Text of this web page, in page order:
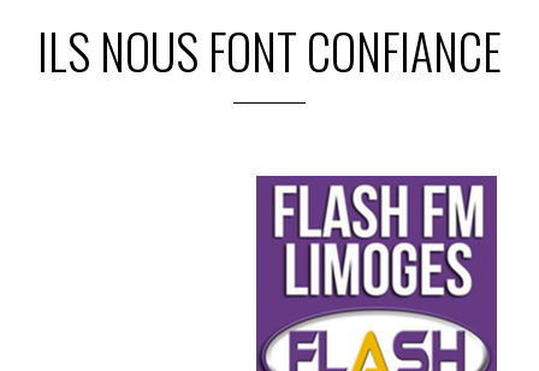
ILS NOUS FONT CONFIANCE